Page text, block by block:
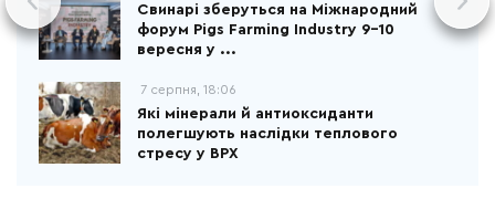
Свинарі зберуться на Міжнародний
форум Pigs Farming Industry 9-10
вересня у ...
7 серпня, 18:06
Які мінерали й антиоксиданти
полегшують наслідки теплового
стресу у ВРХ